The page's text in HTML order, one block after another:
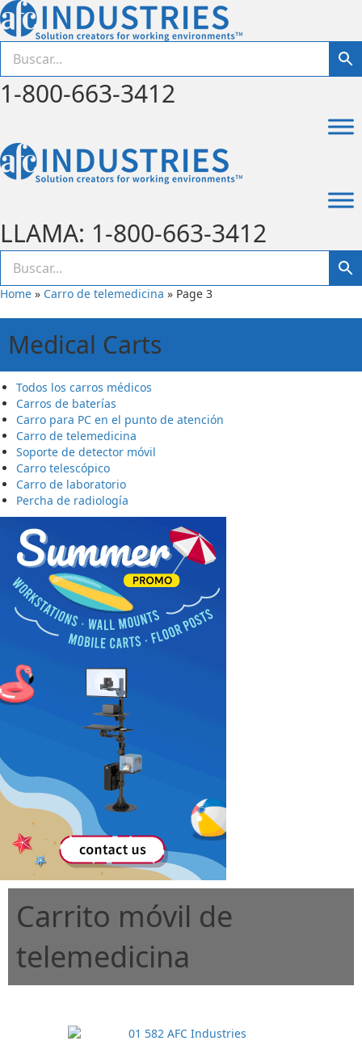
1-800-663-3412
LLAMA: 1-800-663-3412
Home » Carro de telemedicina » Page 3
Medical Carts
Todos los carros médicos
Carros de baterías
Carro para PC en el punto de atención
Carro de telemedicina
Soporte de detector móvil
Carro telescópico
Carro de laboratorio
Percha de radiología
Carrito móvil de
telemedicina